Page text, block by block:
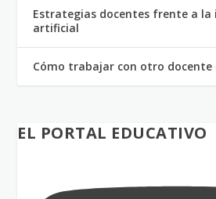
Estrategias docentes frente a la
artificial
Cómo trabajar con otro docente
EL PORTAL EDUCATIVO